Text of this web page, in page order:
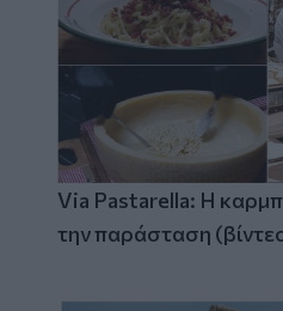
Via Pastarella: Η
την παράσταση